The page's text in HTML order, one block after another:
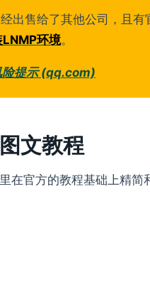
出售给了其他公司，且
LNMP环境。
险提示 (qq.com)
文教程
在官方的教程基础上精